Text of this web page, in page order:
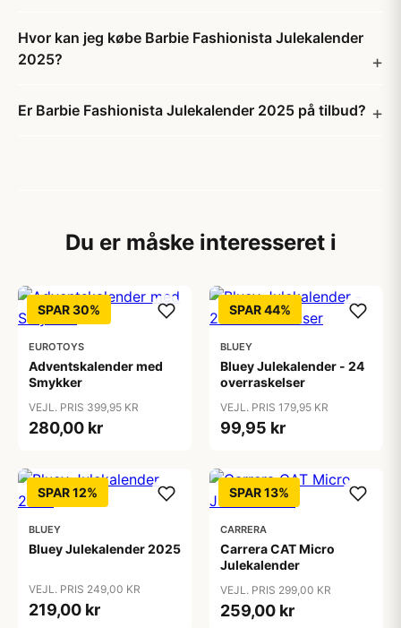
Hvor kan jeg købe Barbie Fashionista Julekalender
2025?
Er Barbie Fashionista Julekalender 2025 på tilbud?
Du er måske interesseret i
SPAR 30%
EUROTOYS
Adventskalender med
Smykker
VEJL. PRIS 399,95 KR
280,00 kr
SPAR 44%
BLUEY
Bluey Julekalender - 24
overraskelser
VEJL. PRIS 179,95 KR
99,95 kr
SPAR 12%
BLUEY
Bluey Julekalender 2025
VEJL. PRIS 249,00 KR
219,00 kr
SPAR 13%
CARRERA
Carrera CAT Micro
Julekalender
VEJL. PRIS 299,00 KR
259,00 kr